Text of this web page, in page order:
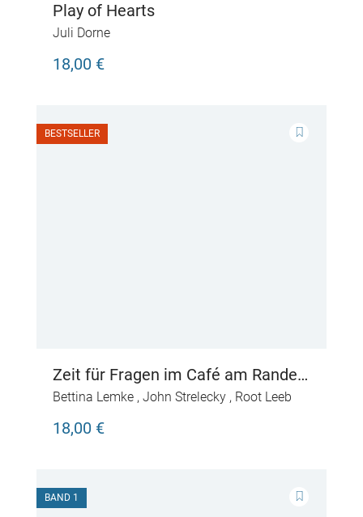
Play of Hearts
Juli Dorne
18,00 €
BESTSELLER
Zeit für Fragen im Café am Rande
der Welt
Bettina Lemke , John Strelecky , Root Leeb
18,00 €
BAND 1